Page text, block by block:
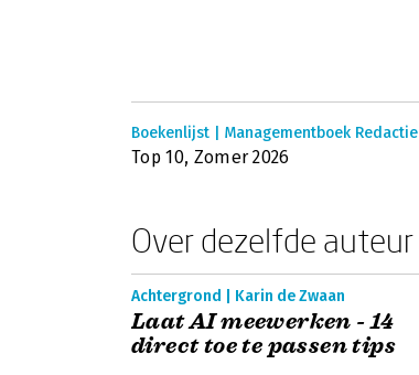
Boekenlijst | Managementboek Redactie
Top 10, Zomer 2026
Over dezelfde auteur
Achtergrond | Karin de Zwaan
Laat AI meewerken - 14
direct toe te passen tips